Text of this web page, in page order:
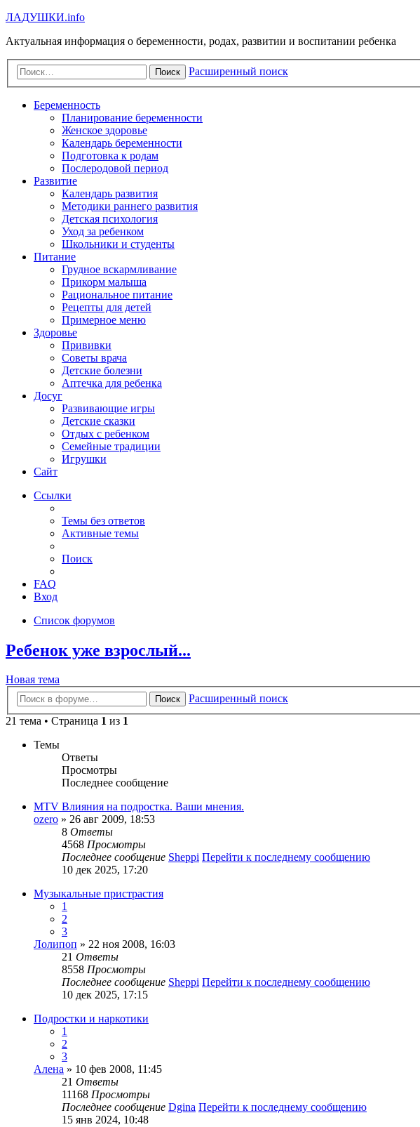
ЛАДУШКИ.info
Актуальная информация о беременности, родах, развитии и воспитании ребенка
Поиск Расширенный поиск
Беременность
Планирование беременности
Женское здоровье
Календарь беременности
Подготовка к родам
Послеродовой период
Развитие
Календарь развития
Методики раннего развития
Детская психология
Уход за ребенком
Школьники и студенты
Питание
Грудное вскармливание
Прикорм малыша
Рациональное питание
Рецепты для детей
Примерное меню
Здоровье
Прививки
Советы врача
Детские болезни
Аптечка для ребенка
Досуг
Развивающие игры
Детские сказки
Отдых с ребенком
Семейные традиции
Игрушки
Сайт
Ссылки
Темы без ответов
Активные темы
Поиск
FAQ
Вход
Список форумов
Ребенок уже взрослый...
Новая тема
Поиск
Расширенный поиск
21 тема • Страница 1 из 1
Темы
Ответы
Просмотры
Последнее сообщение
MTV Влияния на подростка. Ваши мнения.
ozero » 26 авг 2009, 18:53
8 Ответы
4568 Просмотры
Последнее сообщение Sheppi Перейти к последнему сообщению
10 дек 2025, 17:20
Музыкальные пристрастия
1
2
3
Лолипоп » 22 ноя 2008, 16:03
21 Ответы
8558 Просмотры
Последнее сообщение Sheppi Перейти к последнему сообщению
10 дек 2025, 17:15
Подростки и наркотики
1
2
3
Алена » 10 фев 2008, 11:45
21 Ответы
11168 Просмотры
Последнее сообщение Dgina Перейти к последнему сообщению
15 янв 2024, 10:48